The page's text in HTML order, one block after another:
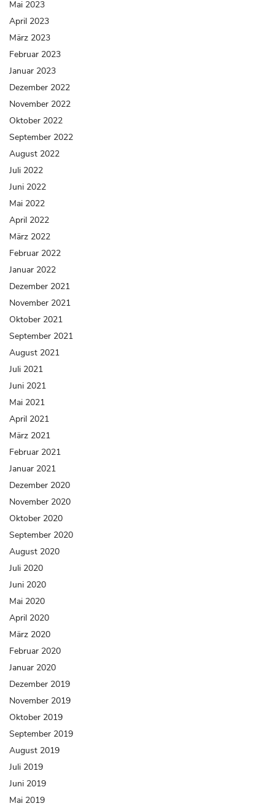
Mai 2023
April 2023
März 2023
Februar 2023
Januar 2023
Dezember 2022
November 2022
Oktober 2022
September 2022
August 2022
Juli 2022
Juni 2022
Mai 2022
April 2022
März 2022
Februar 2022
Januar 2022
Dezember 2021
November 2021
Oktober 2021
September 2021
August 2021
Juli 2021
Juni 2021
Mai 2021
April 2021
März 2021
Februar 2021
Januar 2021
Dezember 2020
November 2020
Oktober 2020
September 2020
August 2020
Juli 2020
Juni 2020
Mai 2020
April 2020
März 2020
Februar 2020
Januar 2020
Dezember 2019
November 2019
Oktober 2019
September 2019
August 2019
Juli 2019
Juni 2019
Mai 2019